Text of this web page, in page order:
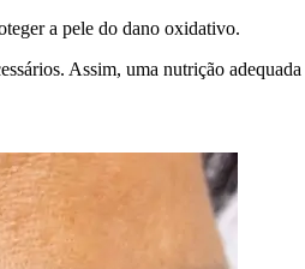
a pele do dano oxidativo.
Assim, uma nutrição